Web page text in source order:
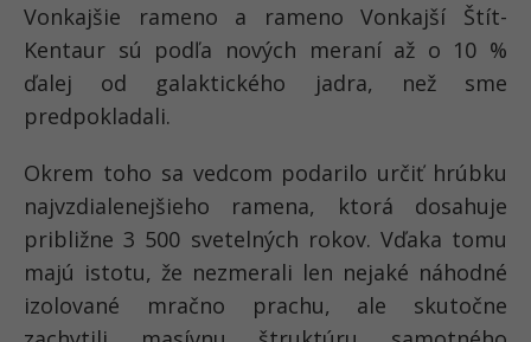
Vonkajšie rameno a rameno Vonkajší Štít-
Kentaur sú podľa nových meraní až o 10 %
ďalej od galaktického jadra, než sme
predpokladali.
Okrem toho sa vedcom podarilo určiť hrúbku
najvzdialenejšieho ramena, ktorá dosahuje
približne 3 500 svetelných rokov. Vďaka tomu
majú istotu, že nezmerali len nejaké náhodné
izolované mračno prachu, ale skutočne